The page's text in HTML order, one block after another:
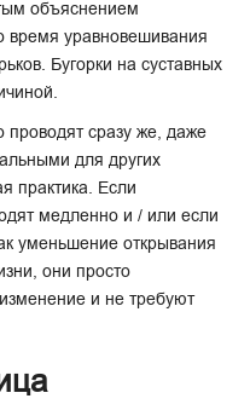
объяснением
время уравновешивания
Бугорки на суставных
проводят сразу же, даже
для других
практика. Если
медленно и / или если
уменьшение открывания
они просто
и не требуют